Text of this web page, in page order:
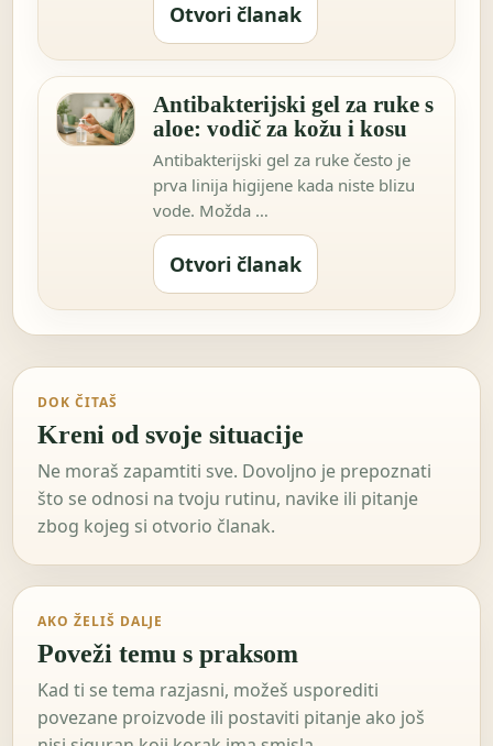
Otvori članak
Antibakterijski gel za ruke s
aloe: vodič za kožu i kosu
Antibakterijski gel za ruke često je
prva linija higijene kada niste blizu
vode. Možda …
Otvori članak
DOK ČITAŠ
Kreni od svoje situacije
Ne moraš zapamtiti sve. Dovoljno je prepoznati
što se odnosi na tvoju rutinu, navike ili pitanje
zbog kojeg si otvorio članak.
AKO ŽELIŠ DALJE
Poveži temu s praksom
Kad ti se tema razjasni, možeš usporediti
povezane proizvode ili postaviti pitanje ako još